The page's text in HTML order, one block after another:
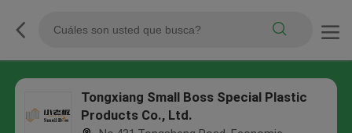
Tongxiang Small Boss Special Plastic
Products Co., Ltd.